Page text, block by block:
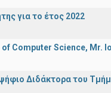
για το έτος 2022
Computer Science, Mr.
Διδάκτορα του